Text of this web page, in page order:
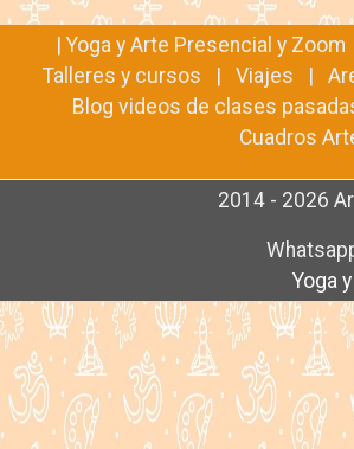
| Yoga y Arte Presencial y Zoom
Talleres y cursos | Viajes |
Blog videos de clases
Cuadros
2014 - 2026
Yoga